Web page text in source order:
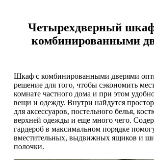
Четырехдверный
комбинированными
Шкаф с комбинированными дверями
решение для того, чтобы сэкономить
комнате частного дома и при этом
вещи и одежду. Внутри найдутся
для аксессуаров, постельного белья,
верхней одежды и еще много чего.
гардероб в максимальном порядке
вместительных, выдвижных ящиков и
полочки.